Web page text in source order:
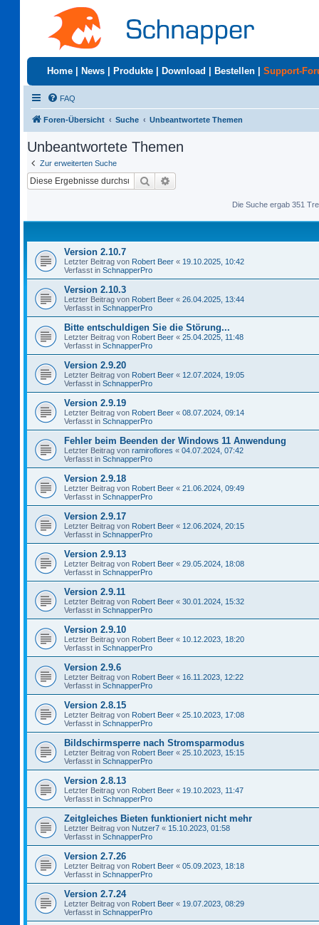
Home News Produkte Download Bestellen Support-
FAQ
Foren-Übersicht Suche Unbeantwortete Themen
Unbeantwortete Themen
Zur erweiterten Suche
Suche
Die Suche ergab 351
Version 2.10.7
Letzter Beitrag von Robert Beer « 19.10.2025, 10:42
Verfasst in SchnapperPro
Version 2.10.3
Letzter Beitrag von Robert Beer « 26.04.2025, 13:44
Verfasst in SchnapperPro
Bitte entschuldigen Sie die Störung...
Letzter Beitrag von Robert Beer « 25.04.2025, 11:48
Verfasst in SchnapperPro
Version 2.9.20
Letzter Beitrag von Robert Beer « 12.07.2024, 19:05
Verfasst in SchnapperPro
Version 2.9.19
Letzter Beitrag von Robert Beer « 08.07.2024, 09:14
Verfasst in SchnapperPro
Fehler beim Beenden der Windows 11 Anwendung
Letzter Beitrag von ramiroflores « 04.07.2024, 07:42
Verfasst in SchnapperPro
Version 2.9.18
Letzter Beitrag von Robert Beer « 21.06.2024, 09:49
Verfasst in SchnapperPro
Version 2.9.17
Letzter Beitrag von Robert Beer « 12.06.2024, 20:15
Verfasst in SchnapperPro
Version 2.9.13
Letzter Beitrag von Robert Beer « 29.05.2024, 18:08
Verfasst in SchnapperPro
Version 2.9.11
Letzter Beitrag von Robert Beer « 30.01.2024, 15:32
Verfasst in SchnapperPro
Version 2.9.10
Letzter Beitrag von Robert Beer « 10.12.2023, 18:20
Verfasst in SchnapperPro
Version 2.9.6
Letzter Beitrag von Robert Beer « 16.11.2023, 12:22
Verfasst in SchnapperPro
Version 2.8.15
Letzter Beitrag von Robert Beer « 25.10.2023, 17:08
Verfasst in SchnapperPro
Bildschirmsperre nach Stromsparmodus
Letzter Beitrag von Robert Beer « 25.10.2023, 15:15
Verfasst in SchnapperPro
Version 2.8.13
Letzter Beitrag von Robert Beer « 19.10.2023, 11:47
Verfasst in SchnapperPro
Zeitgleiches Bieten funktioniert nicht mehr
Letzter Beitrag von Nutzer7 « 15.10.2023, 01:58
Verfasst in SchnapperPro
Version 2.7.26
Letzter Beitrag von Robert Beer « 05.09.2023, 18:18
Verfasst in SchnapperPro
Version 2.7.24
Letzter Beitrag von Robert Beer « 19.07.2023, 08:29
Verfasst in SchnapperPro